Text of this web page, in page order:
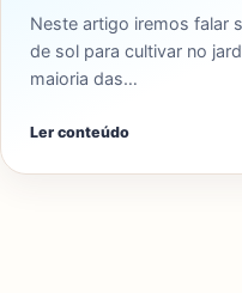
Neste artigo iremos falar
de sol para cultivar no
maioria das…
Ler conteúdo